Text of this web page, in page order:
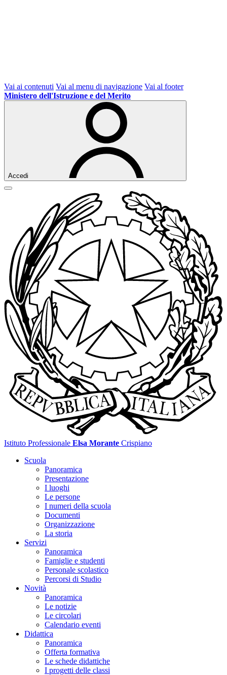
Vai ai contenuti Vai al menu di navigazione Vai al footer
Ministero dell'Istruzione e del Merito
Accedi
Istituto Professionale Elsa Morante Crispiano
Scuola
Panoramica
Presentazione
I luoghi
Le persone
I numeri della scuola
Documenti
Organizzazione
La storia
Servizi
Panoramica
Famiglie e studenti
Personale scolastico
Percorsi di Studio
Novità
Panoramica
Le notizie
Le circolari
Calendario eventi
Didattica
Panoramica
Offerta formativa
Le schede didattiche
I progetti delle classi